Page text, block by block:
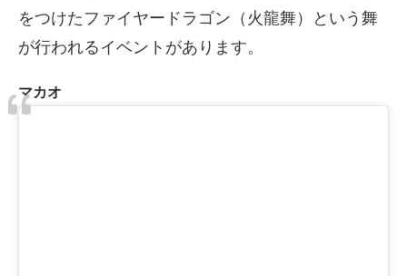
をつけたファイヤードラゴン（火龍舞）という舞
が行われるイベントがあります。
マカオ